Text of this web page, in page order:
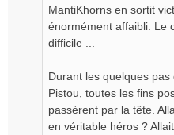
MantiKhorns en sortit
énormément affaibli. Le
difficile ...
Durant les quelques
Pistou, toutes les fins
passèrent par la tête.
en véritable héros ?